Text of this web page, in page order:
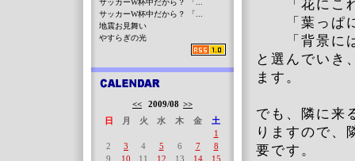
「花にこれ
「葉っぱに
「背景には
と選んでいき
ます。
でも、隣に来
りますので、
要です。
サッカーW杯中だから？ 「...
サッカーW杯中だから？ 「...
地震お見舞い
やすらぎの光
<< 2009/08 >>
日
月 火 水 木 金
土
1
2
3 4 5 6 7
8
9
10 11 12 13 14
15